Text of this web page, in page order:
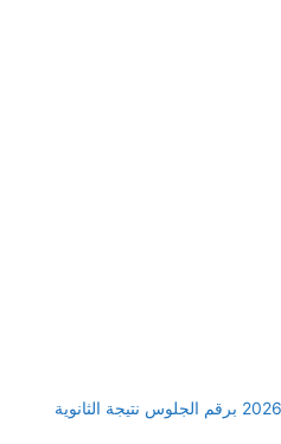
معرفة نتيجة الصف الثالث الثانوي 2026 برقم الجلوس نتيجة الثانوية